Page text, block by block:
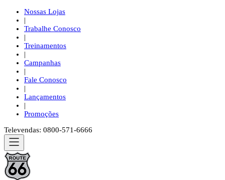
Nossas Lojas
|
Trabalhe Conosco
|
Treinamentos
|
Campanhas
|
Fale Conosco
|
Lançamentos
|
Promoções
Televendas: 0800-571-6666